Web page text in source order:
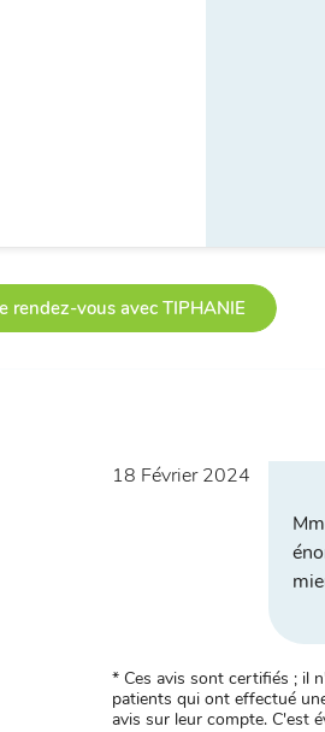
rendez-vous avec TIPHANIE
18 Février 2024
* Ces avis sont certifiés ; il
patients qui ont effectué
avis sur leur compte. C'est